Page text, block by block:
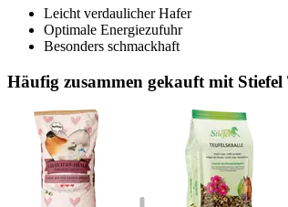
Leicht verdaulicher Hafer
Optimale Energiezufuhr
Besonders schmackhaft
Häufig zusammen gekauft mit Stiefel